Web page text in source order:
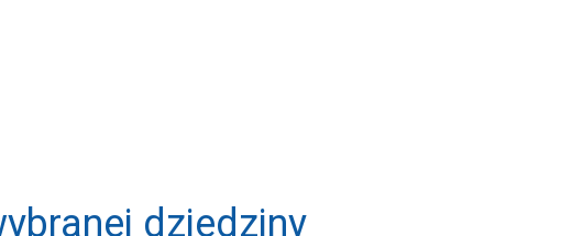
dziedziny